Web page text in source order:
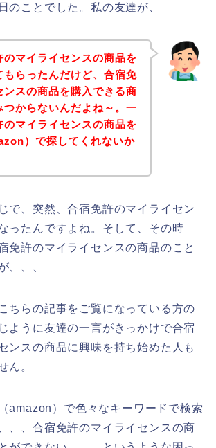
のことでした。私の友達が、
のマイライセンスの商品を
もらったんだけど、合宿免
ンスの商品を購入できる商
つからないんだよね～。一
のマイライセンスの商品を
）で探してくれないか
で、突然、合宿免許のマイライセン
ったんですよね。そして、その時
免許のマイライセンスの商品のこと
、、、
ちらの記事をご覧になっている方の
ように友達の一言がきっかけで合宿
ンスの商品に興味を持ち始めた人も
ん。
amazon）で色々なキーワードで検索
、、合宿免許のマイライセンスの商